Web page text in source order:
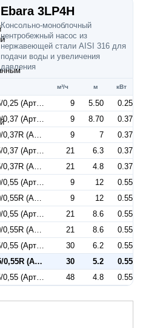
Ebara 3LP4H
Консольно-моноблочный
центробежный насос из
нержавеющей стали AISI 316 для
подачи воды и увеличения
давления
м³/ч м кВт
3LP4H 32-125/0,25 (Артикул 1843019004) 9 5.50
0.25
3LP4H 32-160/0,37 (Артикул 1843029004)
9 8.70
0.37
3LP4H 32-160/0,37R (Артикул 1844029004)
9 7
0.37
3LP4H 40-125/0,37 (Артикул 1853029004)
21 6.3
0.37
3LP4H 40-125/0,37R (Артикул 1854029004)
21 4.8
0.37
3LP4H 32-200/0,55 (Артикул 1843039004)
9 12
0.55
3LP4H 32-200/0,55R (Артикул 1844039004)
9 12
0.55
3LP4H 40-160/0,55 (Артикул 1853039004)
21 8.6
0.55
3LP4H 40-160/0,55R (Артикул 1854039004)
21 8.6
0.55
3LP4H 50-125/0,55 (Артикул 1863039004)
30 6.2
0.55
3LP4H 50-125/0,55R (Артикул 1864039004)
30 5.2
0.55
3LP4H 65-125/0,55 (Артикул 1878339004)
48 4.8 0.55